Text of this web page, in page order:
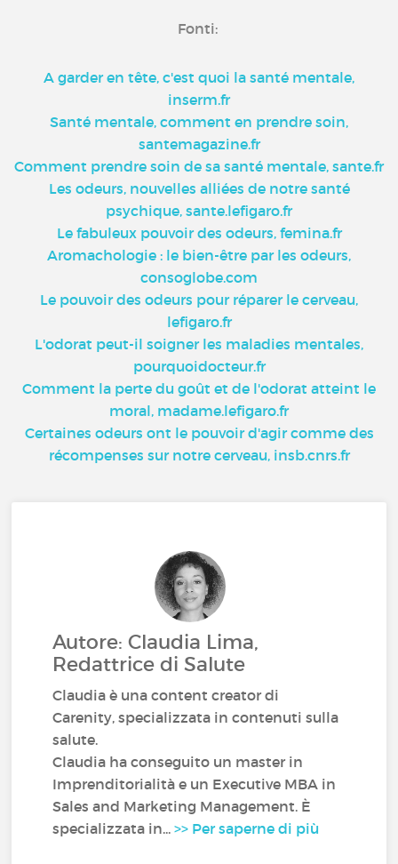
Fonti:
A garder en tête, c'est quoi la santé mentale,
inserm.fr
Santé mentale, comment en prendre soin,
santemagazine.fr
Comment prendre soin de sa santé mentale, sante.fr
Les odeurs, nouvelles alliées de notre santé
psychique, sante.lefigaro.fr
Le fabuleux pouvoir des odeurs, femina.fr
Aromachologie : le bien-être par les odeurs,
consoglobe.com
Le pouvoir des odeurs pour réparer le cerveau,
lefigaro.fr
L'odorat peut-il soigner les maladies mentales,
pourquoidocteur.fr
Comment la perte du goût et de l'odorat atteint le
moral, madame.lefigaro.fr
Certaines odeurs ont le pouvoir d'agir comme des
récompenses sur notre cerveau, insb.cnrs.fr
Autore: Claudia Lima,
Redattrice di Salute
Claudia è una content creator di
Carenity, specializzata in contenuti sulla
salute.
Claudia ha conseguito un master in
Imprenditorialità e un Executive MBA in
Sales and Marketing Management. È
specializzata in...>> Per saperne di più